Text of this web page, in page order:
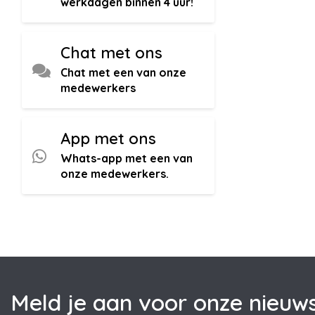
Chat met ons
Chat met een van onze
medewerkers
App met ons
Whats-app met een van
onze medewerkers.
Meld je aan voor onze